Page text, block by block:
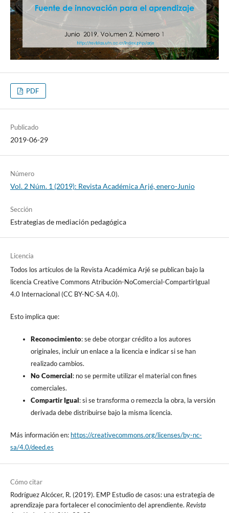
PDF
Publicado
2019-06-29
Número
Vol. 2 Núm. 1 (2019): Revista Académica Arjé, enero-Junio
Sección
Estrategias de mediación pedagógica
Licencia
Todos los artículos de la Revista Académica Arjé se publican bajo la
licencia Creative Commons Atribución-NoComercial-CompartirIgual
4.0 Internacional (CC BY-NC-SA 4.0).
Esto implica que:
Reconocimiento: se debe otorgar crédito a los autores
originales, incluir un enlace a la licencia e indicar si se han
realizado cambios.
No Comercial: no se permite utilizar el material con fines
comerciales.
Compartir Igual: si se transforma o remezcla la obra, la versión
derivada debe distribuirse bajo la misma licencia.
Más información en: https://creativecommons.org/licenses/by-nc-
sa/4.0/deed.es
Cómo citar
Rodríguez Alcócer, R. (2019). EMP Estudio de casos: una estrategia de
aprendizaje para fortalecer el conocimiento del aprendiente. Revista